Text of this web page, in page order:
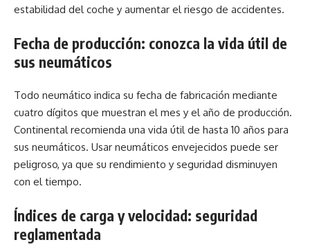
estabilidad del coche y aumentar el riesgo de accidentes.
Fecha de producción: conozca la vida útil de
sus neumáticos
Todo neumático indica su fecha de fabricación mediante
cuatro dígitos que muestran el mes y el año de producción.
Continental recomienda una vida útil de hasta 10 años para
sus neumáticos. Usar neumáticos envejecidos puede ser
peligroso, ya que su rendimiento y seguridad disminuyen
con el tiempo.
Índices de carga y velocidad: seguridad
reglamentada